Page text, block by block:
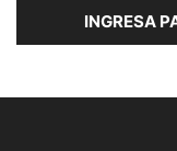
INGRESA